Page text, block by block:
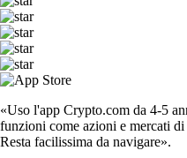
«Uso l'app Crypto.com da 4-5
funzioni come azioni e mercati
Resta facilissima da navigare».